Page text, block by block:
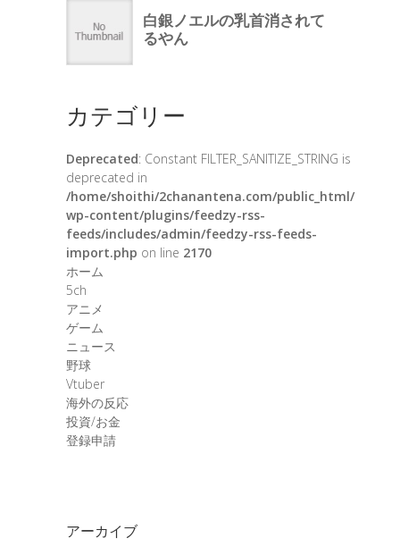
カテゴリー
Deprecated: Constant FILTER_SANITIZE_STRING is
deprecated in
/home/shoithi/2chanantena.com/public_html/
wp-content/plugins/feedzy-rss-
feeds/includes/admin/feedzy-rss-feeds-
import.php on line 2170
ホーム
5ch
アニメ
ゲーム
ニュース
野球
Vtuber
海外の反応
投資/お金
登録申請
アーカイブ